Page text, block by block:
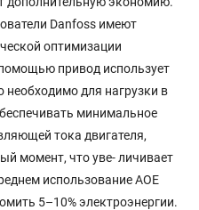
Danfoss имеют
оптимизации
привод использует
необходимо для нагрузки в
минимальное
тока двигателя,
момент, что уве- личивает
использование АОЕ
5–10% электроэнергии.